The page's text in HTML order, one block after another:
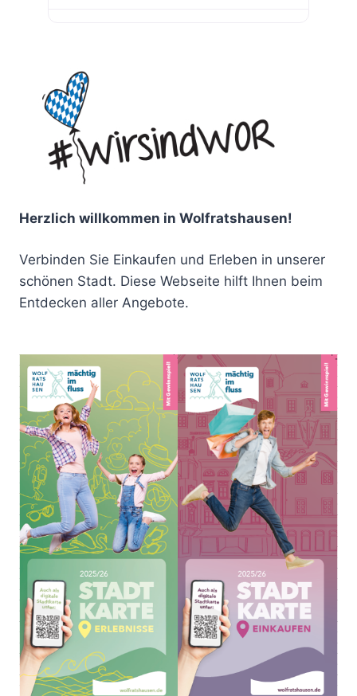
Herzlich willkommen in Wolfratshausen!
Verbinden Sie Einkaufen und Erleben in unserer
schönen Stadt. Diese Webseite hilft Ihnen beim
Entdecken aller Angebote.